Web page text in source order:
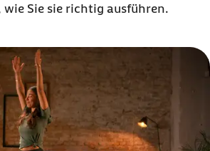
wie Sie sie richtig ausführen.